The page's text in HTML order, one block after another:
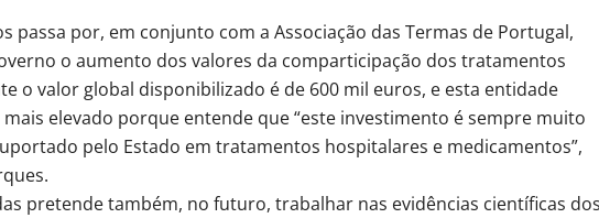
passa por, em conjunto com a Associação das Termas de Portugal,
o aumento dos valores da comparticipação dos tratamentos
o valor global disponibilizado é de 600 mil euros, e esta entidade
elevado porque entende que “este investimento é sempre muito
pelo Estado em tratamentos hospitalares e medicamentos”,
pretende também, no futuro, trabalhar nas evidências científicas dos